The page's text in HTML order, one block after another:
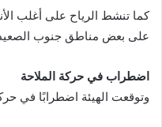
كما تنشط الرياح على أغلب
على بعض مناطق جنوب
اضطراب في حركة الملاحة
وتوقعت الهيئة اضطرابًا في